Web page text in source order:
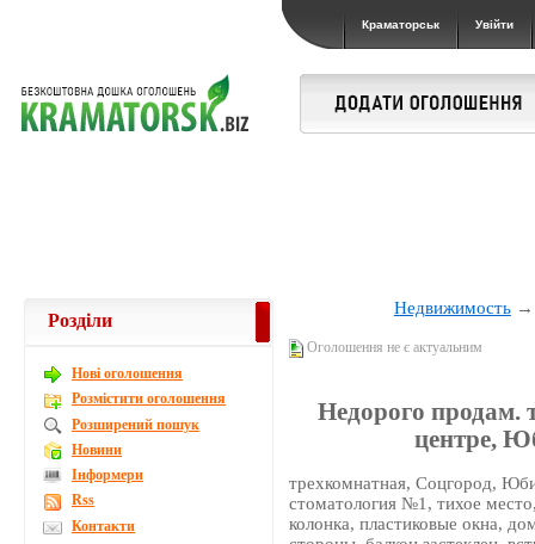
Краматорськ Увійти
Недвижимость
Оголошення не є актуальним
Недорого продам.
центре,
трехкомнатная, Соцгород,
стоматология №1, тихое
колонка, пластиковые окна,
Розділи
Новi оголошення
Розмістити оголошення
Розширений пошук
Новини
Інформери
Rss
Контакти